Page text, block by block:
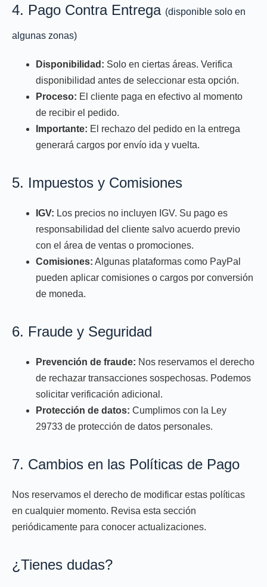
4. Pago Contra Entrega (disponible solo en
algunas zonas)
Disponibilidad: Solo en ciertas áreas. Verifica
disponibilidad antes de seleccionar esta opción.
Proceso: El cliente paga en efectivo al momento
de recibir el pedido.
Importante: El rechazo del pedido en la entrega
generará cargos por envío ida y vuelta.
5. Impuestos y Comisiones
IGV: Los precios no incluyen IGV. Su pago es
responsabilidad del cliente salvo acuerdo previo
con el área de ventas o promociones.
Comisiones: Algunas plataformas como PayPal
pueden aplicar comisiones o cargos por conversión
de moneda.
6. Fraude y Seguridad
Prevención de fraude: Nos reservamos el derecho
de rechazar transacciones sospechosas. Podemos
solicitar verificación adicional.
Protección de datos: Cumplimos con la Ley
29733 de protección de datos personales.
7. Cambios en las Políticas de Pago
Nos reservamos el derecho de modificar estas políticas
en cualquier momento. Revisa esta sección
periódicamente para conocer actualizaciones.
¿Tienes dudas?